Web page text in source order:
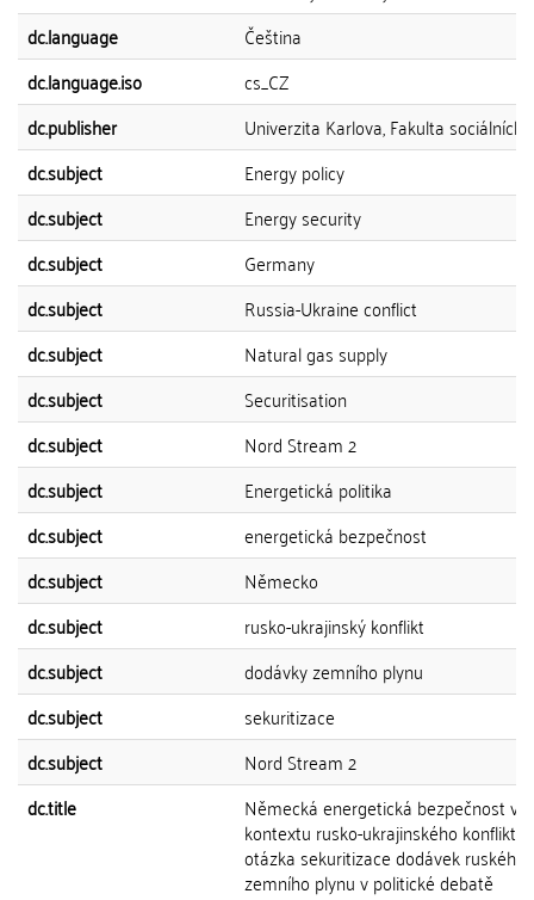
dc.language
Čeština
dc.language.iso
cs_CZ
dc.publisher
Univerzita Karlova, Fakulta sociálních
dc.subject
Energy policy
dc.subject
Energy security
dc.subject
Germany
dc.subject
Russia-Ukraine conflict
dc.subject
Natural gas supply
dc.subject
Securitisation
dc.subject
Nord Stream 2
dc.subject
Energetická politika
dc.subject
energetická bezpečnost
dc.subject
Německo
dc.subject
rusko-ukrajinský konflikt
dc.subject
dodávky zemního plynu
dc.subject
sekuritizace
dc.subject
Nord Stream 2
dc.title
Německá energetická bezpečnost v
kontextu rusko-ukrajinského konfliktu:
otázka sekuritizace dodávek ruského
zemního plynu v politické debatě